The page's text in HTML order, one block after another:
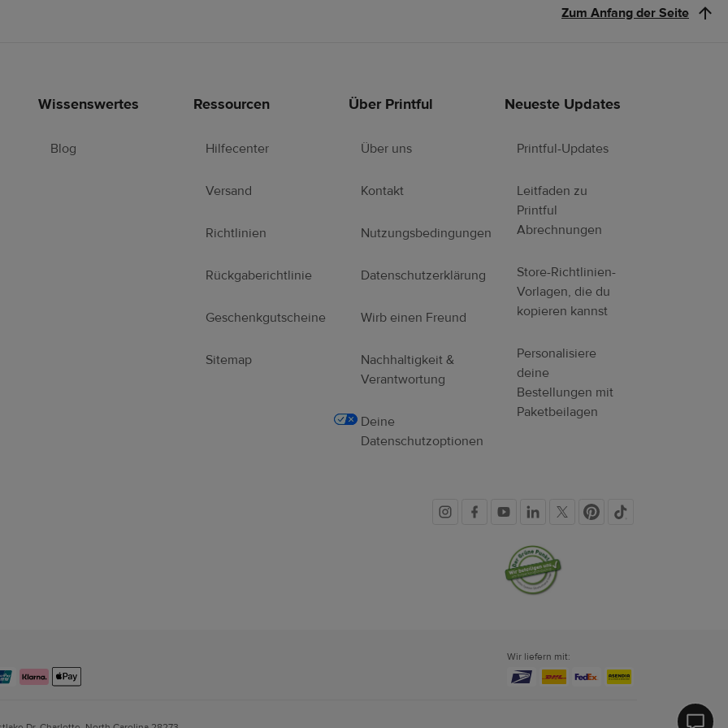
Zum Anfang der Seite
Wissenswertes
Blog
Ressourcen
Hilfecenter
Versand
Richtlinien
Rückgaberichtlinie
Geschenkgutscheine
Sitemap
Über Printful
Über uns
Kontakt
Nutzungsbedingungen
Datenschutzerklärung
Wirb einen Freund
Nachhaltigkeit &
Verantwortung
Deine
Datenschutzoptionen
Neueste Updates
Printful-Updates
Leitfaden zu
Printful
Abrechnungen
Store-Richtlinien-
Vorlagen, die du
kopieren kannst
Personalisiere
deine
Bestellungen mit
Paketbeilagen
Soziale
Medien
Vertrauenssiegel
Wir liefern mit: